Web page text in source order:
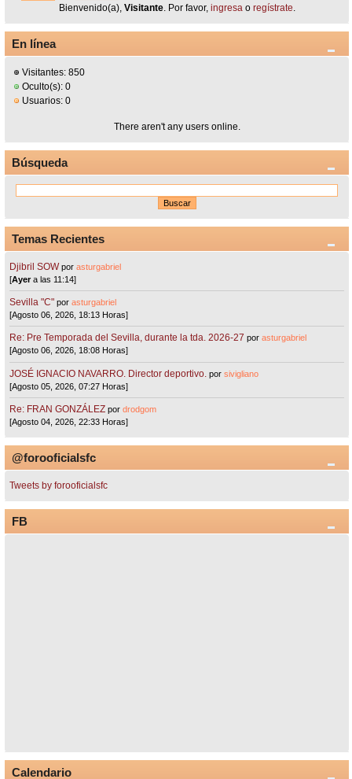
Bienvenido(a), Visitante. Por favor, ingresao regístrate.
En línea
Visitantes: 850
Oculto(s): 0
Usuarios: 0
There aren't any users online.
Búsqueda
Temas Recientes
Djibril SOW porasturgabriel
[Ayera las 11:14]
Sevilla "C"porasturgabriel
[Agosto 06, 2026, 18:13 Horas]
Re: Pre Temporada del Sevilla, durante la tda. 2026-27 porasturgabriel
[Agosto 06, 2026, 18:08 Horas]
JOSÉ IGNACIO NAVARRO. Director deportivo. porsivigliano
[Agosto 05, 2026, 07:27 Horas]
Re: FRAN GONZÁLEZ pordrodgom
[Agosto 04, 2026, 22:33 Horas]
@forooficialsfc
Tweets by forooficialsfc
FB
Calendario